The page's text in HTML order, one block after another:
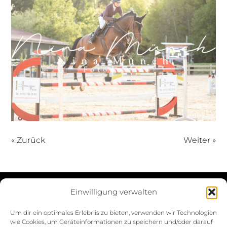
Einwilligung verwalten
Um dir ein optimales Erlebnis zu bieten, verwenden wir Technologien
wie Cookies, um Geräteinformationen zu speichern und/oder darauf
« Zurück Weiter »